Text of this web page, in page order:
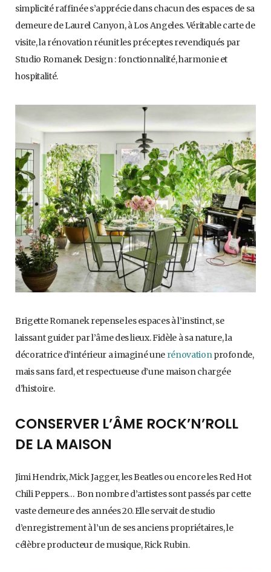
simplicité raffinée s’apprécie dans chacun des espaces de sa
demeure de Laurel Canyon, à Los Angeles. Véritable carte de
visite, la rénovation réunit les préceptes revendiqués par
Studio Romanek Design : fonctionnalité, harmonie et
hospitalité.
Brigette Romanek repense les espaces à l’instinct, se
laissant guider par l’âme des lieux. Fidèle à sa nature, la
décoratrice d’intérieur a imaginé une rénovationprofonde,
mais sans fard, et respectueuse d’une maison chargée
d’histoire.
CONSERVER L’ÂME ROCK’N’ROLL
DE LA MAISON
Jimi Hendrix, Mick Jagger, les Beatles ou encore les Red Hot
Chili Peppers… Bon nombre d’artistes sont passés par cette
vaste demeure des années 20. Elle servait de studio
d’enregistrement à l’un de ses anciens propriétaires, le
célèbre producteur de musique, Rick Rubin.